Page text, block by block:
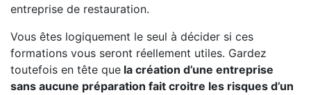
entreprise de restauration.
Vous êtes logiquement le seul à décider si ces
formations vous seront réellement utiles. Gardez
toutefois en tête que la création d’une entreprise
sans aucune préparation fait croitre les risques d’un